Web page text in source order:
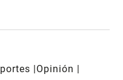
Opinión